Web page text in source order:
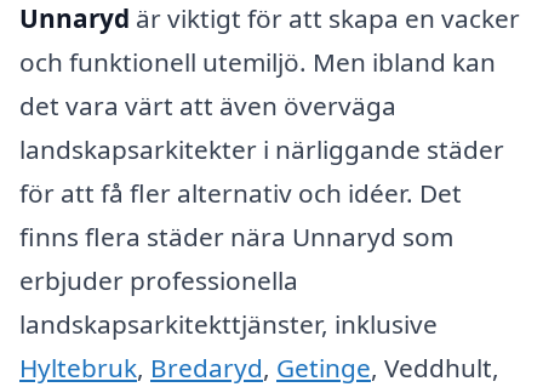
Unnaryd är viktigt för att skapa en vacker
och funktionell utemiljö. Men ibland kan
det vara värt att även överväga
landskapsarkitekter i närliggande städer
för att få fler alternativ och idéer. Det
finns flera städer nära Unnaryd som
erbjuder professionella
landskapsarkitekttjänster, inklusive
Hyltebruk, Bredaryd, Getinge, Veddhult,